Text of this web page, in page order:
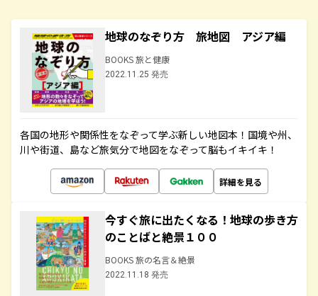
地球のなぞり方 旅地図 アジア編
BOOKS 旅と健康
2022.11.25 発売
各国の地形や関係性をなぞって学ぶ新しい地図本！国境や州、
川や街道、島など旅気分で地図をなぞって脳もイキイキ！
詳細を見る
今すぐ旅に出たくなる！地球の歩き方
のことばと絶景１００
BOOKS 旅の名言＆絶景
2022.11.18 発売